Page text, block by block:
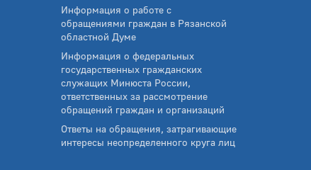
Информация о работе с
обращениями граждан в Рязанской
областной Думе
Информация о федеральных
государственных гражданских
служащих Минюста России,
ответственных за рассмотрение
обращений граждан и организаций
Ответы на обращения, затрагивающие
интересы неопределенного круга лиц